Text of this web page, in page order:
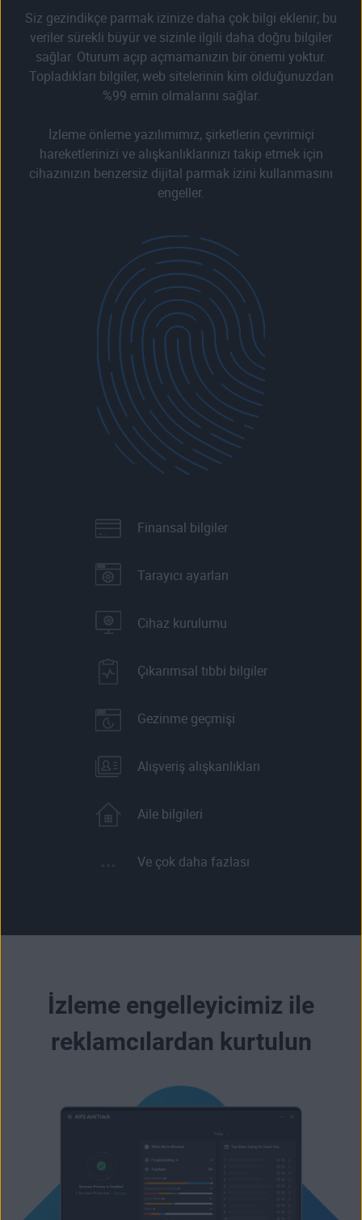
Siz gezindikçe parmak izinize daha çok bilgi eklenir; bu
veriler sürekli büyür ve sizinle ilgili daha doğru bilgiler
sağlar. Oturum açıp açmamanızın bir önemi yoktur.
Topladıkları bilgiler, web sitelerinin kim olduğunuzdan
%99 emin olmalarını sağlar.
İzleme önleme yazılımımız, şirketlerin çevrimiçi
hareketlerinizi ve alışkanlıklarınızı takip etmek için
cihazınızın benzersiz dijital parmak izini kullanmasını
engeller.
Finansal bilgiler
Tarayıcı ayarları
Cihaz kurulumu
Çıkarımsal tıbbi bilgiler
Gezinme geçmişi
Alışveriş alışkanlıkları
Aile bilgileri
Ve çok daha fazlası
İzleme engelleyicimiz ile
reklamcılardan kurtulun